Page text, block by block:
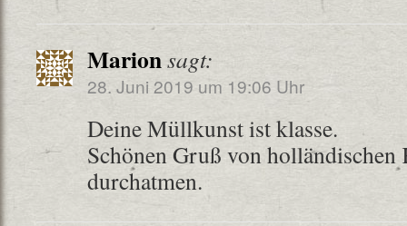
Marionsagt:
28. Juni 2019 um 19:06 Uhr
Deine Müllkunst ist klasse.
Schönen Gruß von holländischen
durchatmen.